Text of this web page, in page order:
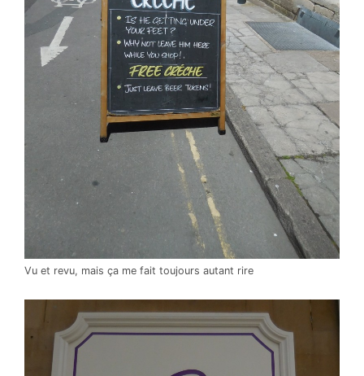
Vu et revu, mais ça me fait toujours autant rire